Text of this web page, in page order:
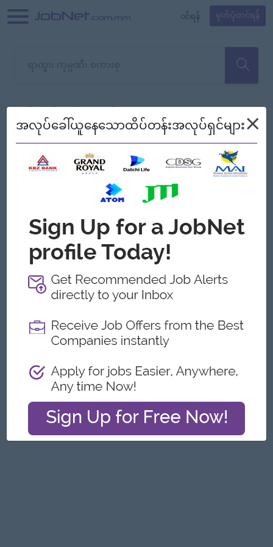
၀င်ရန် မှတ်ပုံတင်ရန်
သော အလုပ်မရှိသေးပါ။
စစ်ရန် စဉ်၍ကြည့်မည်
အလုပ်ခေါ်ယူနေသောထိပ်တန်းအလုပ်ရှင်များ×